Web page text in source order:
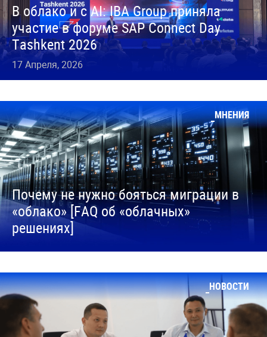
В облако и с AI: IBA Group приняла
участие в форуме SAP Connect Day
Tashkent 2026
17 Апреля, 2026
МНЕНИЯ
Почему не нужно бояться миграции в
«облако» [FAQ об «облачных»
решениях]
НОВОСТИ